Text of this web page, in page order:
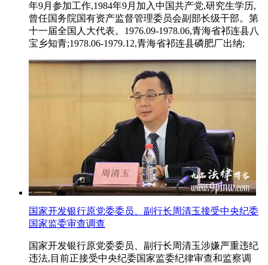
年9月参加工作,1984年9月加入中国共产党,研究生学历,
曾任国务院国有资产监督管理委员会副部长级干部。第
十一届全国人大代表。1976.09-1978.06,青海省祁连县八
宝乡知青;1978.06-1979.12,青海省祁连县磷肥厂出纳;
国家开发银行原党委委员、副行长周清玉接受中央纪委
国家监委审查调查
国家开发银行原党委委员、副行长周清玉涉嫌严重违纪
违法,目前正接受中央纪委国家监委纪律审查和监察调